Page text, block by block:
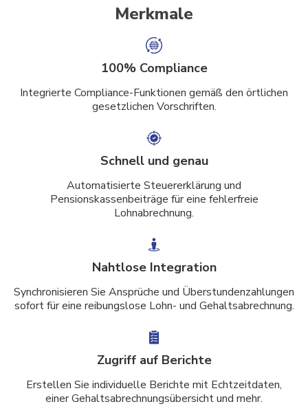
Merkmale
100% Compliance
Integrierte Compliance-Funktionen gemäß den örtlichen
gesetzlichen Vorschriften.
Schnell und genau
Automatisierte Steuererklärung und
Pensionskassenbeiträge für eine fehlerfreie
Lohnabrechnung.
Nahtlose Integration
Synchronisieren Sie Ansprüche und Überstundenzahlungen
sofort für eine reibungslose Lohn- und Gehaltsabrechnung.
Zugriff auf Berichte
Erstellen Sie individuelle Berichte mit Echtzeitdaten,
einer Gehaltsabrechnungsübersicht und mehr.